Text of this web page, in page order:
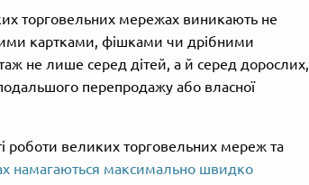
торговельних мережах виникають не
картками, фішками чи дрібними
не лише серед дітей, а й серед дорослих,
перепродажу або власної
роботи великих торговельних мереж та
намагаються максимально швидко